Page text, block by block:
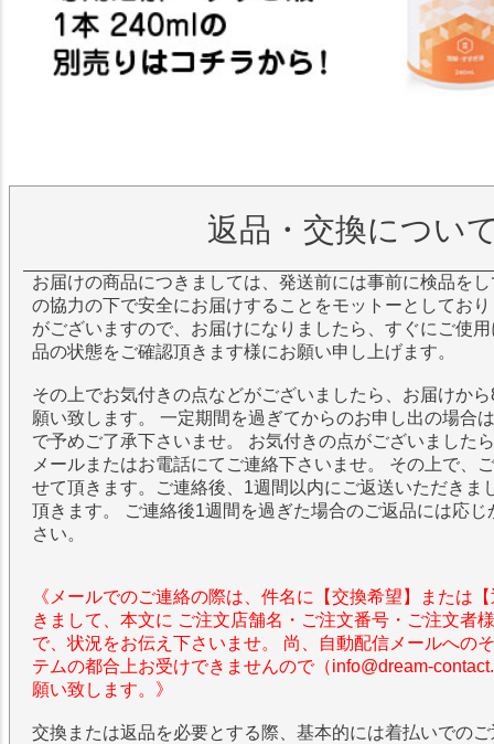
返品・交換につい
お届けの商品につきましては、発送前には事前に検品を
の協力の下で安全にお届けすることをモットーとしてお
がございますので、お届けになりましたら、すぐにご使
品の状態をご確認頂きます様にお願い申し上げます。
その上でお気付きの点などがございましたら、お届けか
願い致します。 一定期間を過ぎてからのお申し出の場合
で予めご了承下さいませ。 お気付きの点がございました
メールまたはお電話にてご連絡下さいませ。 その上で、
せて頂きます。ご連絡後、1週間以内にご返送いただきま
頂きます。 ご連絡後1週間を過ぎた場合のご返品には応
さい。
《メールでのご連絡の際は、件名に【交換希望】または
きまして、本文に ご注文店舗名・ご注文番号・ご注文者
で、状況をお伝え下さいませ。 尚、自動配信メールへの
テムの都合上お受けできませんので（info@dream-
願い致します。》
交換または返品を必要とする際、基本的には着払いでの